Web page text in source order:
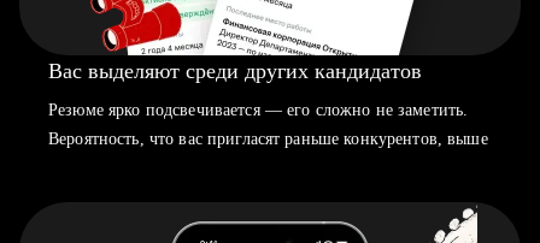
Вас выделяют среди других кандидатов
Резюме ярко подсвечивается — его сложно не заметить.
Вероятность, что вас пригласят раньше конкурентов, выше